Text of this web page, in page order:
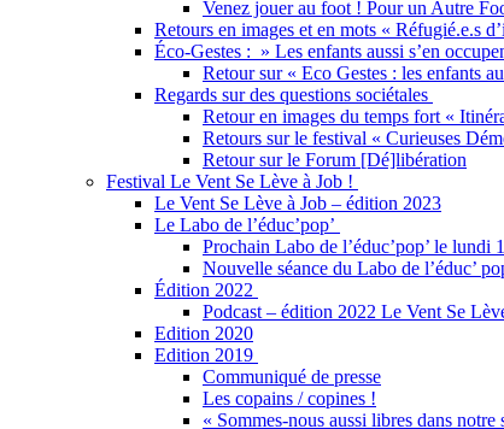
Venez jouer au foot ! Pour un Autre
Retours en images et en mots « Réfugié.e.s
Éco-Gestes : » Les enfants aussi s’en
Retour sur « Eco Gestes : les enfants
Regards sur des questions sociétales
Retour en images du temps fort «
Retours sur le festival « Curieuses
Retour sur le Forum [Dé]libération
Festival Le Vent Se Lève à Job !
Le Vent Se Lève à Job – édition 2023
Le Labo de l’éduc’pop’
Prochain Labo de l’éduc’pop’ le lundi
Nouvelle séance du Labo de l’éduc’
Édition 2022
Podcast – édition 2022 Le Vent Se
Edition 2020
Edition 2019
Communiqué de presse
Les copains / copines !
« Sommes-nous aussi libres dans